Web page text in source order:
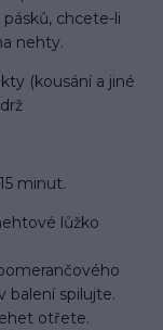
chcete-li
nehty.
(kousání a jiné
minut.
lůžko
balení spilujte.
otřete.